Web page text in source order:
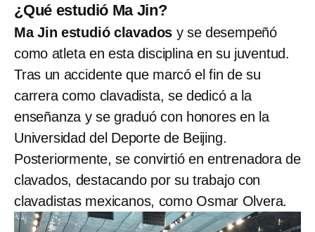
¿Qué estudió Ma Jin?
Ma Jin estudió clavados y se desempeñó
como atleta en esta disciplina en su juventud.
Tras un accidente que marcó el fin de su
carrera como clavadista, se dedicó a la
enseñanza y se graduó con honores en la
Universidad del Deporte de Beijing.
Posteriormente, se convirtió en entrenadora de
clavados, destacando por su trabajo con
clavadistas mexicanos, como Osmar Olvera.